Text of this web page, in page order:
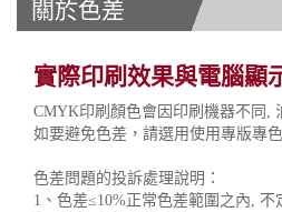
關於色差
實際印刷效果與電腦顯
CMYK印刷顏色會因印刷機器不同,
如要避免色差，請選用使用專版專色
色差問題的投訴處理說明：
1、色差≤10%正常色差範圍之內, 不